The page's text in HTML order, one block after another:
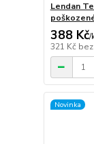
Lendan
388 Kč/
321 Kč
Novinka